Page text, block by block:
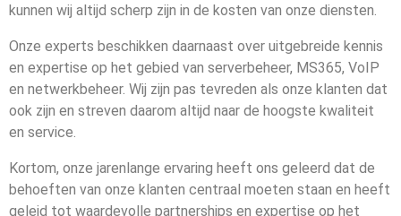
kunnen wij altijd scherp zijn in de kosten van onze diensten.
Onze experts beschikken daarnaast over uitgebreide kennis
en expertise op het gebied van serverbeheer, MS365, VoIP
en netwerkbeheer. Wij zijn pas tevreden als onze klanten dat
ook zijn en streven daarom altijd naar de hoogste kwaliteit
en service.
Kortom, onze jarenlange ervaring heeft ons geleerd dat de
behoeften van onze klanten centraal moeten staan en heeft
geleid tot waardevolle partnerships en expertise op het